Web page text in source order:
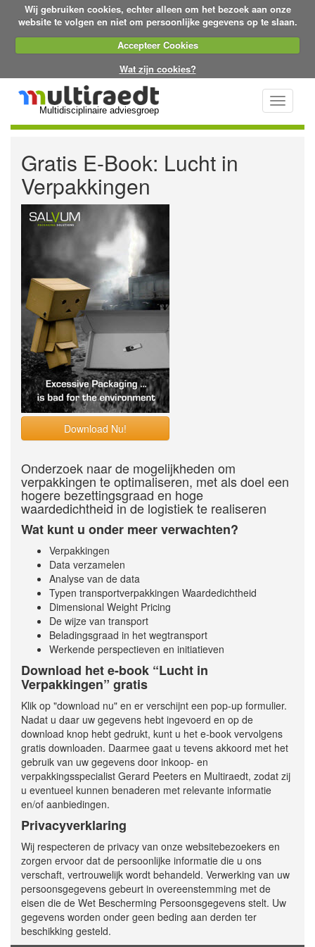
Wij gebruiken cookies, echter alleen om het bezoek aan onze
website te volgen en niet om persoonlijke gegevens op te slaan.
Accepteer Cookies
Wat zijn cookies?
Multidisciplinaire adviesgroep
Toggle
Gratis E-Book: Lucht in
Verpakkingen
Download Nu!
Onderzoek naar de mogelijkheden om
verpakkingen te optimaliseren, met als doel een
hogere bezettingsgraad en hoge
waardedichtheid in de logistiek te realiseren
Wat kunt u onder meer verwachten?
Verpakkingen
Data verzamelen
Analyse van de data
Typen transportverpakkingen Waardedichtheid
Dimensional Weight Pricing
De wijze van transport
Beladingsgraad in het wegtransport
Werkende perspectieven en initiatieven
Download het e-book “Lucht in
Verpakkingen” gratis
Klik op "download nu" en er verschijnt een pop-up formulier.
Nadat u daar uw gegevens hebt ingevoerd en op de
download knop hebt gedrukt, kunt u het e-book vervolgens
gratis downloaden. Daarmee gaat u tevens akkoord met het
gebruik van uw gegevens door inkoop- en
verpakkingsspecialist Gerard Peeters en Multiraedt, zodat zij
u eventueel kunnen benaderen met relevante informatie
en/of aanbiedingen.
Privacyverklaring
Wij respecteren de privacy van onze websitebezoekers en
zorgen ervoor dat de persoonlijke informatie die u ons
verschaft, vertrouwelijk wordt behandeld. Verwerking van uw
persoonsgegevens gebeurt in overeenstemming met de
eisen die de Wet Bescherming Persoonsgegevens stelt. Uw
gegevens worden onder geen beding aan derden ter
beschikking gesteld.